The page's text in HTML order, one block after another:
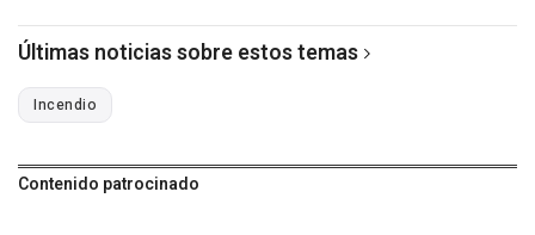
Últimas noticias sobre estos temas
Incendio
Contenido patrocinado